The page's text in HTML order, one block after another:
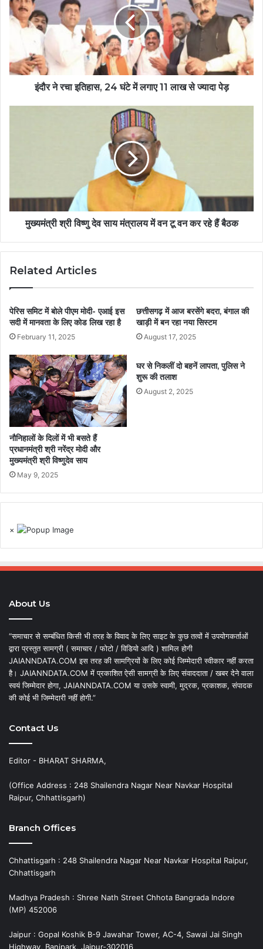
इंदौर ने रचा इतिहास, 24 घंटे में लगाए 11 लाख से ज्यादा पेड़
मुख्यमंत्री श्री विष्णु देव साय मंत्रालय में वन टू वन कर रहे हैं बैठक
Related Articles
पेरिस समिट में बोले पीएम मोदी- एआई इस
सदी में मानवता के लिए कोड लिख रहा है
February 11, 2025
छत्तीसगढ़ में आज बरसेंगे बदरा, बंगाल की
खाड़ी में बन रहा नया सिस्टम
August 17, 2025
नौनिहालों के दिलों में भी बसते हैं
प्रधानमंत्री श्री नरेंद्र मोदी और
मुख्यमंत्री श्री विष्णुदेव साय
May 9, 2025
घर से निकलीं दो बहनें लापता, पुलिस ने
शुरू की तलाश
August 2, 2025
×
About Us
“समाचार से सम्बंधित किसी भी तरह के विवाद के लिए साइट के कुछ तत्वों में उपयोगकर्ताओं
द्वारा प्रस्तुत सामग्री ( समाचार / फोटो / विडियो आदि ) शामिल होगी
JAIANNDATA.COM इस तरह की सामग्रियों के लिए कोई जिम्मेदारी स्वीकार नहीं करता
है। JAIANNDATA.COM में प्रकाशित ऐसी सामग्री के लिए संवाददाता / खबर देने वाला
स्वयं जिम्मेदार होगा, JAIANNDATA.COM या उसके स्वामी, मुद्रक, प्रकाशक, संपादक
की कोई भी जिम्मेदारी नहीं होगी.”
Contact Us
Editor - BHARAT SHARMA,
(Office Address : 248 Shailendra Nagar Near Navkar Hospital
Raipur, Chhattisgarh)
Branch Offices
Chhattisgarh : 248 Shailendra Nagar Near Navkar Hospital Raipur,
Chhattisgarh
Madhya Pradesh : Shree Nath Street Chhota Bangrada Indore
(MP) 452006
Jaipur : Gopal Koshik B-9 Jawahar Tower, AC-4, Sawai Jai Singh
Highway, Banipark, Jaipur-302016